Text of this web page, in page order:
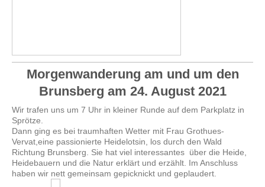
Morgenwanderung am und um den
Brunsberg am 24. August 2021
Wir trafen uns um 7 Uhr in kleiner Runde auf dem Parkplatz in
Sprötze.
Dann ging es bei traumhaften Wetter mit Frau Grothues-
Vervat,eine passionierte Heidelotsin, los durch den Wald
Richtung Brunsberg. Sie hat viel interessantes über die Heide,
Heidebauern und die Natur erklärt und erzählt. Im Anschluss
haben wir nett gemeinsam gepicknickt und geplaudert.